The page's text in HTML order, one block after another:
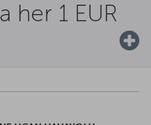
her 1 EUR